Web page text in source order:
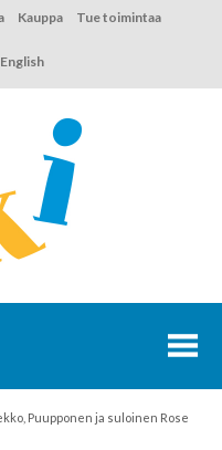
Kauppa Tue toimintaa
Puupponen ja suloinen Rose